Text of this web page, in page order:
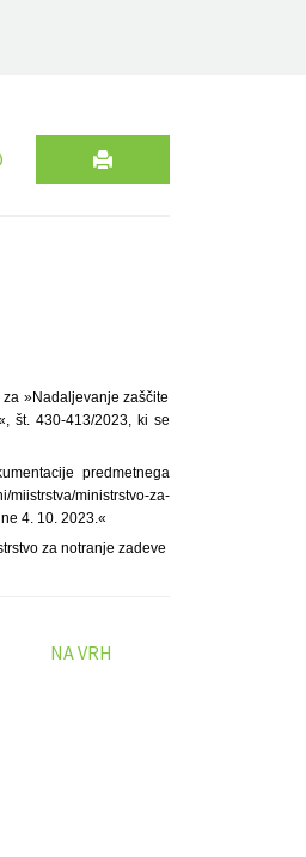
»Nadaljevanje zaščite
št. 430-413/2023, ki se
predmetnega
ministrstvo-za-
4. 10. 2023.«
za notranje zadeve
NA VRH